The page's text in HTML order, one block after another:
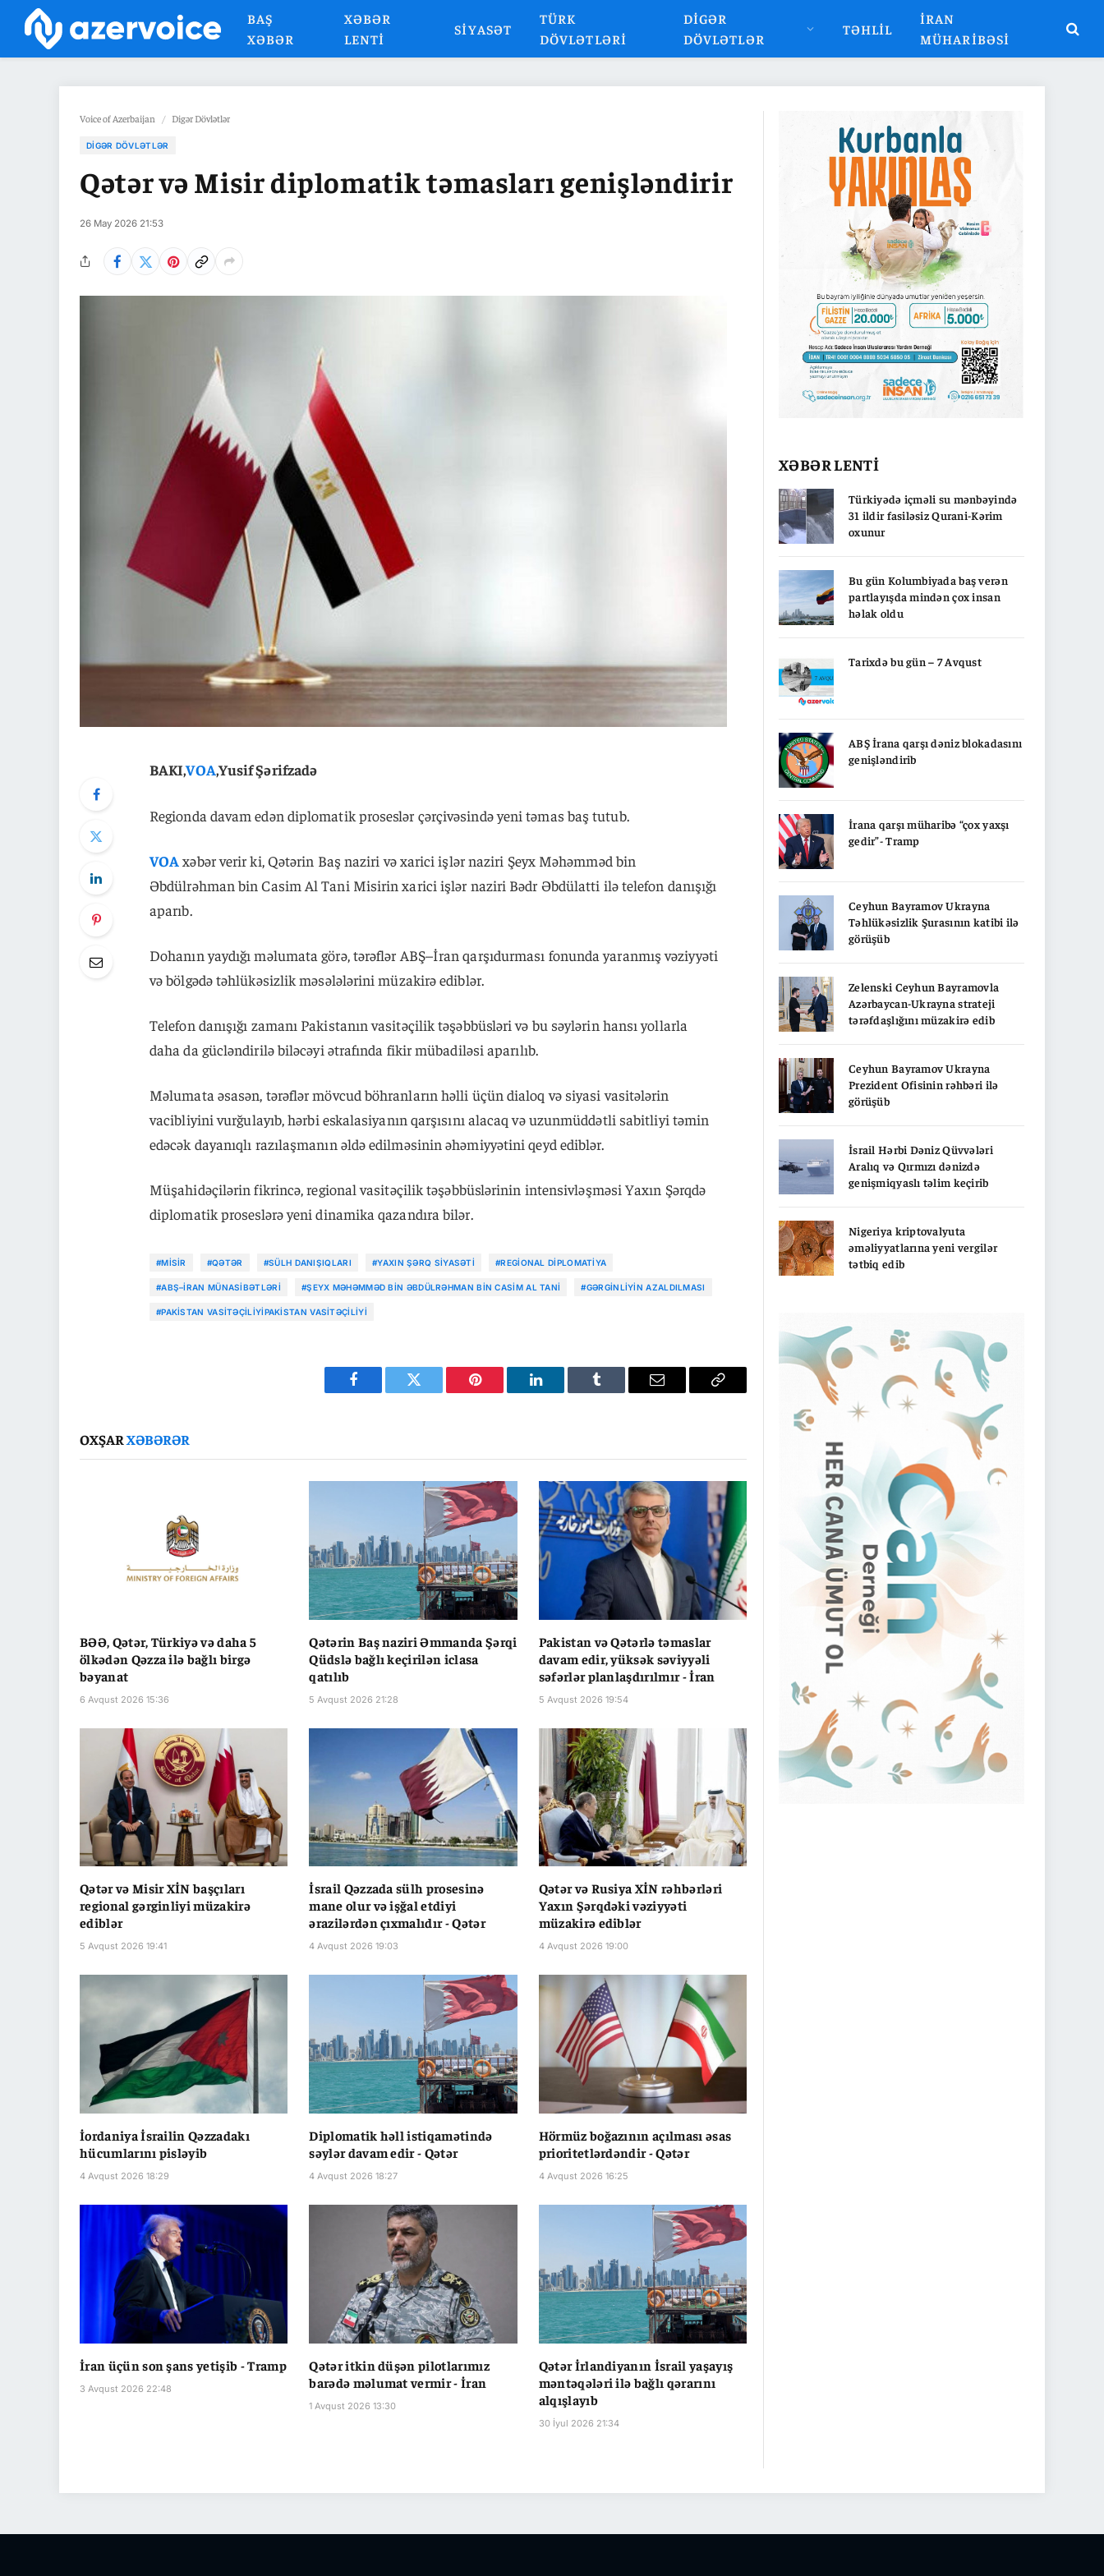
BAŞ
XƏBƏR
XƏBƏR
LENTI
SIYASƏT
TÜRK
DÖVLƏTLƏRI
DIGƏR
DÖVLƏTLƏR
TƏHLIL
İRAN
MÜHARIBƏSI
Voice of Azerbaijan / Digər Dövlətlər
DIGƏR DÖVLƏTLƏR
Qətər və Misir diplomatik təmasları genişləndirir
26 May 2026 21:53
BAKI,VOA,Yusif Şərifzadə
Regionda davam edən diplomatik proseslər çərçivəsində yeni təmas baş tutub.
VOAxəbər verir ki, Qətərin Baş naziri və xarici işlər naziri Şeyx Məhəmməd bin
Əbdülrəhman bin Casim Al Tani Misirin xarici işlər naziri Bədr Əbdülatti ilə telefon danışığı
aparıb.
Dohanın yaydığı məlumata görə, tərəflər ABŞ–İran qarşıdurması fonunda yaranmış vəziyyəti
və bölgədə təhlükəsizlik məsələlərini müzakirə ediblər.
Telefon danışığı zamanı Pakistanın vasitəçilik təşəbbüsləri və bu səylərin hansı yollarla
daha da gücləndirilə biləcəyi ətrafında fikir mübadiləsi aparılıb.
Məlumata əsasən, tərəflər mövcud böhranların həlli üçün dialoq və siyasi vasitələrin
vacibliyini vurğulayıb, hərbi eskalasiyanın qarşısını alacaq və uzunmüddətli sabitliyi təmin
edəcək dayanıqlı razılaşmanın əldə edilməsinin əhəmiyyətini qeyd ediblər.
Müşahidəçilərin fikrincə, regional vasitəçilik təşəbbüslərinin intensivləşməsi Yaxın Şərqdə
diplomatik proseslərə yeni dinamika qazandıra bilər.
#MISIR #QƏTƏR #SÜLH DANIŞIQLARI #YAXIN ŞƏRQ SIYASƏTI #REGIONAL DIPLOMATIYA
#ABŞ–İRAN MÜNASIBƏTLƏRI #ŞEYX MƏHƏMMƏD BIN ƏBDÜLRƏHMAN BIN CASIM AL TANI #GƏRGINLIYIN AZALDILMASI
#PAKISTAN VASITƏÇILIYIPAKISTAN VASITƏÇILIYI
Facebook Twitter Pinterest LinkedIn Tumblr Email
Copy
OXŞARXƏBƏRƏR
BƏƏ, Qətər, Türkiyə və daha 5
ölkədən Qəzza ilə bağlı birgə
bəyanat
6 Avqust 2026 15:36
Qətərin Baş naziri Əmmanda Şərqi
Qüdslə bağlı keçirilən iclasa
qatılıb
5 Avqust 2026 21:28
Pakistan və Qətərlə təmaslar
davam edir, yüksək səviyyəli
səfərlər planlaşdırılmır - İran
5 Avqust 2026 19:54
Qətər və Misir XİN başçıları
regional gərginliyi müzakirə
ediblər
5 Avqust 2026 19:41
İsrail Qəzzada sülh prosesinə
mane olur və işğal etdiyi
ərazilərdən çıxmalıdır - Qətər
4 Avqust 2026 19:03
Qətər və Rusiya XİN rəhbərləri
Yaxın Şərqdəki vəziyyəti
müzakirə ediblər
4 Avqust 2026 19:00
İordaniya İsrailin Qəzzadakı
hücumlarını pisləyib
4 Avqust 2026 18:29
Diplomatik həll istiqamətində
səylər davam edir - Qətər
4 Avqust 2026 18:27
Hörmüz boğazının açılması əsas
prioritetlərdəndir - Qətər
4 Avqust 2026 16:25
İran üçün son şans yetişib - Tramp
3 Avqust 2026 22:48
Qətər itkin düşən pilotlarımız
barədə məlumat vermir - İran
1 Avqust 2026 13:30
Qətər İrlandiyanın İsrail yaşayış
məntəqələri ilə bağlı qərarını
alqışlayıb
30 İyul 2026 21:34
XƏBƏR LENTİ
Türkiyədə içməli su mənbəyində
31 ildir fasiləsiz Qurani-Kərim
oxunur
Bu gün Kolumbiyada baş verən
partlayışda mindən çox insan
həlak oldu
Tarixdə bu gün – 7 Avqust
ABŞ İrana qarşı dəniz blokadasını
genişləndirib
İrana qarşı müharibə “çox yaxşı
gedir”- Tramp
Ceyhun Bayramov Ukrayna
Təhlükəsizlik Şurasının katibi ilə
görüşüb
Zelenski Ceyhun Bayramovla
Azərbaycan-Ukrayna strateji
tərəfdaşlığını müzakirə edib
Ceyhun Bayramov Ukrayna
Prezident Ofisinin rəhbəri ilə
görüşüb
İsrail Hərbi Dəniz Qüvvələri
Aralıq və Qırmızı dənizdə
genişmiqyaslı təlim keçirib
Nigeriya kriptovalyuta
əməliyyatlarına yeni vergilər
tətbiq edib